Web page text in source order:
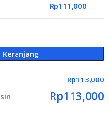
Rp111,000
Keranjang
Rp113,000
Rp113,000